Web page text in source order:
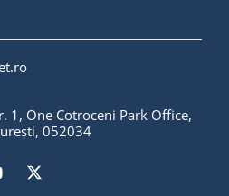
1, One Cotroceni Park Office,
052034